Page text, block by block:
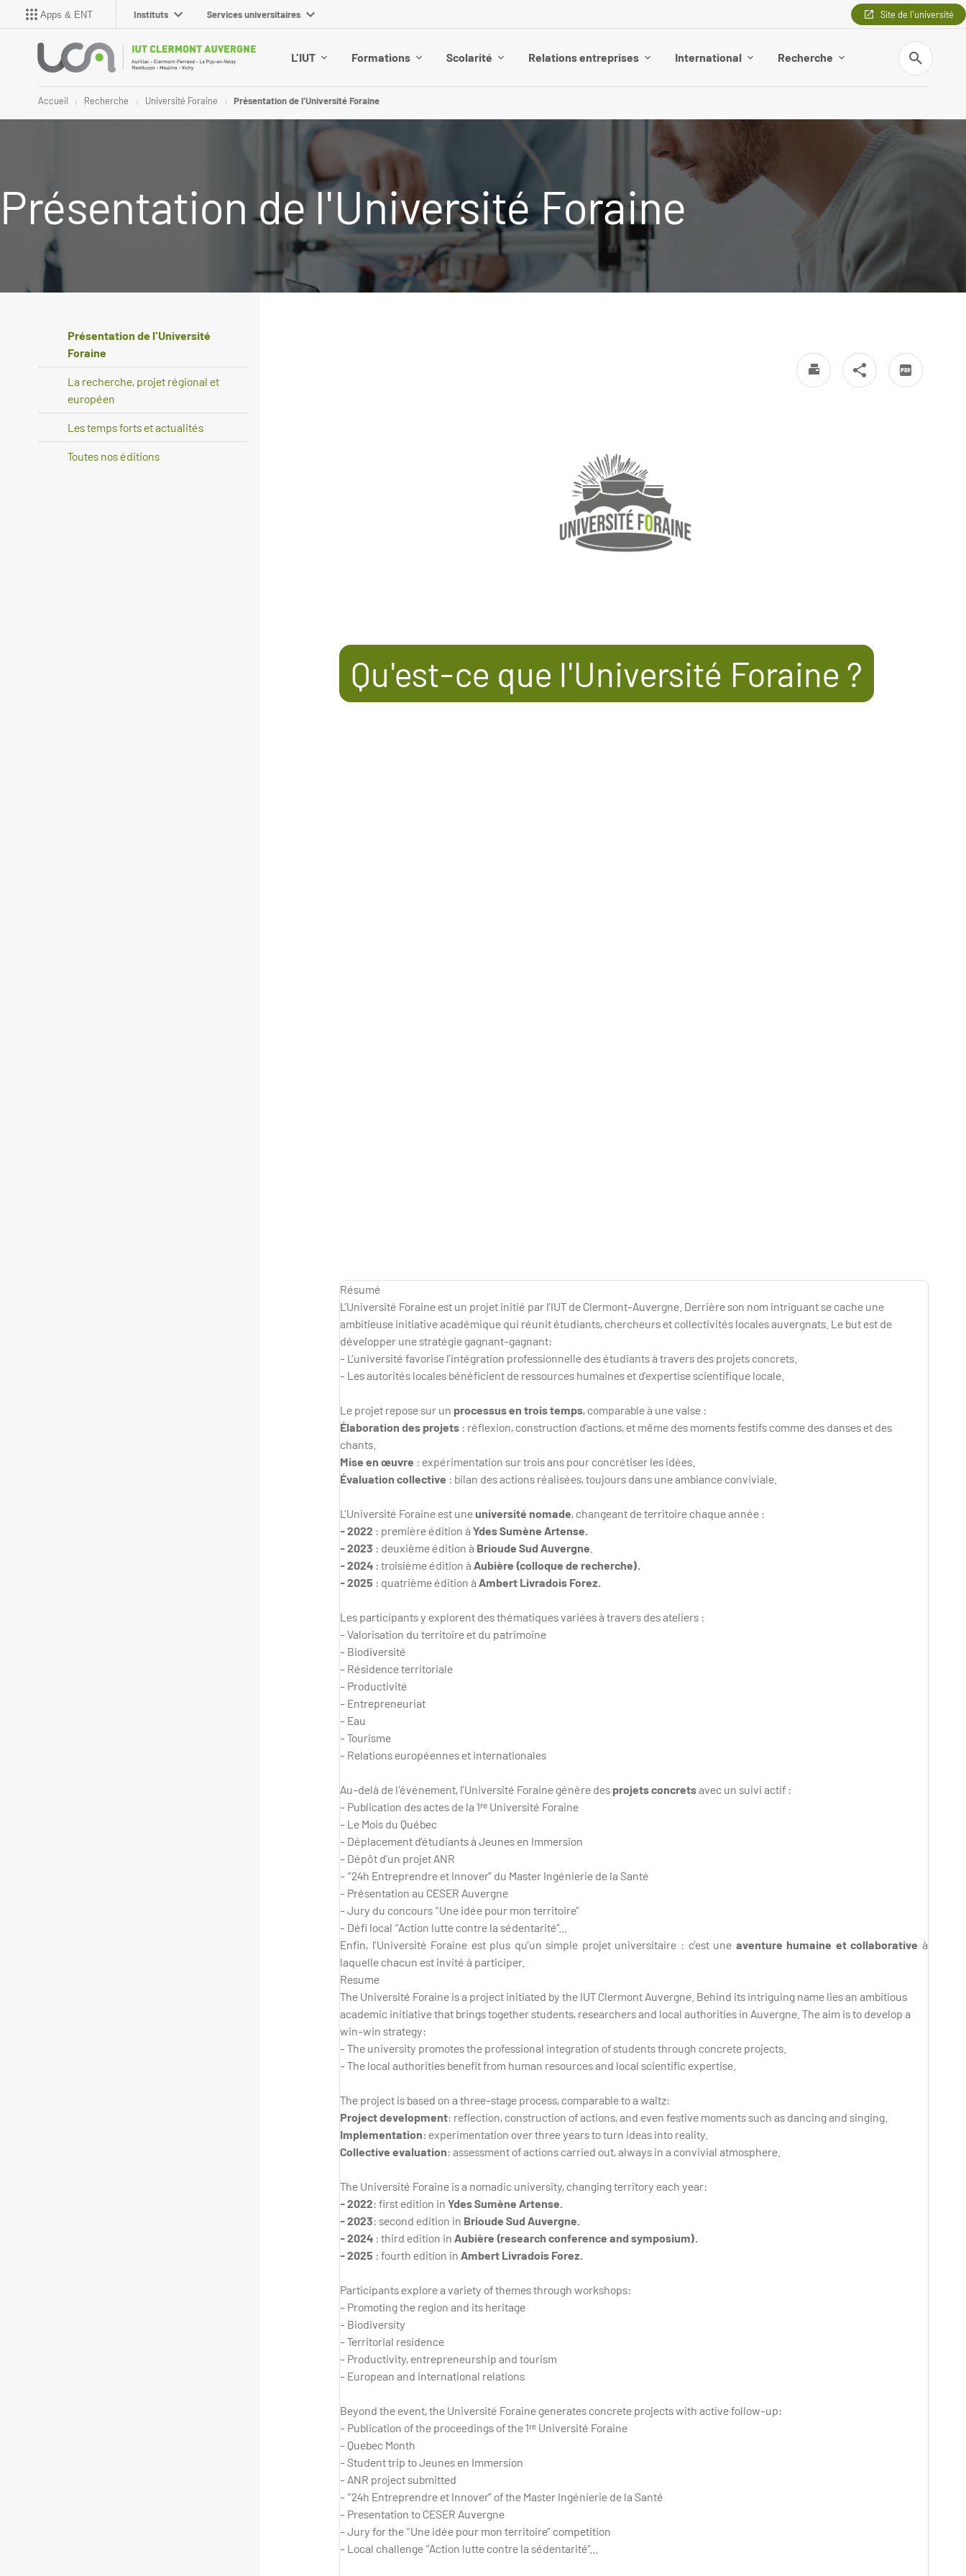
Apps & ENT Instituts Services universitaires Site de l'université
L'IUT Formations Scolarité Relations entreprises International Recherche
Recherche
Accueil Recherche Université Foraine Présentation de l'Université Foraine
Présentation de l'Université Foraine
Qu'est-ce que l'Université Foraine ?
Résumé
L’Université Foraine est un projet initié par l’IUT de Clermont-Auvergne. Derrière son nom intriguant se cache une
ambitieuse initiative académique qui réunit étudiants, chercheurs et collectivités locales auvergnats. Le but est de
développer une stratégie gagnant-gagnant:
- L’université favorise l’intégration professionnelle des étudiants à travers des projets concrets.
- Les autorités locales bénéficient de ressources humaines et d’expertise scientifique locale.
Le projet repose sur un processus en trois temps, comparable à une valse :
Élaboration des projets: réflexion, construction d’actions, et même des moments festifs comme des danses et des
chants.
Mise en œuvre : expérimentation sur trois ans pour concrétiser les idées.
Évaluation collective : bilan des actions réalisées, toujours dans une ambiance conviviale.
L’Université Foraine est uneuniversité nomade, changeant de territoire chaque année :
- 2022 : première édition à YdesSumène Artense.
- 2023 : deuxième édition à Brioude Sud Auvergne
- 2024: troisième édition à Aubière (colloque de recherche).
- 2025 : quatrième édition à Ambert Livradois Forez.
Les participants y explorent des thématiques variées à travers des ateliers :
- Valorisation du territoire et du patrimoine
- Biodiversité
- Résidence territoriale
- Productivité
- Entrepreneuriat
- Eau
- Tourisme
- Relations européennes et internationales
Au-delà de l'événement, l’Université Foraine génère des projets concretsavec un suivi actif :
- Publication des actes de la 1ʳᵉ Université Foraine
- Le Mois du Québec
- Déplacement d’étudiants à Jeunes en Immersion
- Dépôt d’un projet ANR
- “24h Entreprendre et Innover” du Master Ingénierie de la Santé
- Présentation au CESER Auvergne
- Jury du concours “Une idée pour mon territoire”
- Défi local “Action lutte contre la sédentarité”...
Enfin, l’Université Foraine est plus qu’un simple projet universitaire : c’est une aventure humaine et collaborative à
laquelle chacun est invité à participer.
Resume
The Université Foraine is a project initiated by the IUT Clermont Auvergne. Behind its intriguing name lies an ambitious
academic initiative that brings together students, researchers and local authorities in Auvergne. The aim is to develop a
win-win strategy:
- The university promotes the professional integration of students through concrete projects.
- The local authorities benefit from human resources and local scientific expertise.
The project is based on a three-stage process, comparable to a waltz:
Project development: reflection, construction of actions, and even festive moments such as dancing and singing.
Implementation: experimentation over three years to turn ideas into reality.
Collective evaluation: assessment of actions carried out, always in a convivial atmosphere.
The Université Foraine is a nomadic university, changing territory each year:
- 2022: first edition in Ydes Sumène Artense.
- 2023: second edition in Brioude Sud Auvergne.
- 2024: third edition in Aubière (research conference and symposium).
- 2025 : fourth edition in Ambert Livradois Forez.
Participants explore a variety of themes through workshops:
- Promoting the region and its heritage
- Biodiversity
- Territorial residence
- Productivity, entrepreneurship and tourism
- European and international relations
Beyond the event, the Université Foraine generates concrete projects with active follow-up:
- Publication of the proceedings of the 1ʳᵉ Université Foraine
- Quebec Month
- Student trip to Jeunes en Immersion
- ANR project submitted
- “24h Entreprendre et Innover” of the Master Ingénierie de la Santé
- Presentation to CESER Auvergne
- Jury for the “Une idée pour mon territoire” competition
- Local challenge “Action lutte contre la sédentarité”...
Présentation de l'Université
Foraine
La recherche, projet régional et
européen
Les temps forts et actualités
Toutes nos éditions